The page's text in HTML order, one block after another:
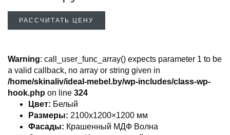
РАССЧИТАТЬ ЦЕНУ
Warning: call_user_func_array() expects parameter 1 to be
a valid callback, no array or string given in
/home/skinaliv/ideal-mebel.by/wp-includes/class-wp-
hook.php on line 324
Цвет: Белый
Размеры: 2100х1200×1200 мм
Фасады: Крашенный МДФ Волна